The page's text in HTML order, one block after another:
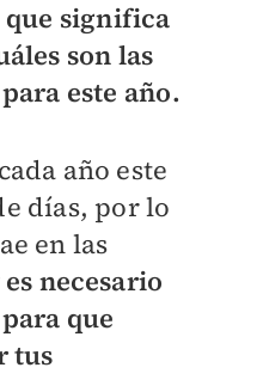
significa
son las
este año.
año este
días, por lo
en las
necesario
que
tus